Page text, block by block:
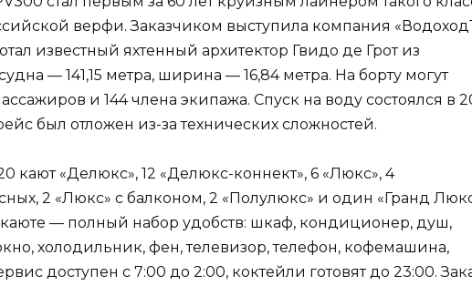
верфи. Заказчиком выступила компания
известный яхтенный архитектор Гвидо де Грот из
— 141,15 метра, ширина — 16,84 метра. На борту могут
и 144 члена экипажа. Спуск на воду состоялся в
был отложен из-за технических сложностей.
кают «Делюкс», 12 «Делюкс-коннект», 6 «Люкс», 4
2 «Люкс» с балконом, 2 «Полулюкс» и один «Гранд
— полный набор удобств: шкаф, кондиционер, душ,
холодильник, фен, телевизор, телефон, кофемашина,
доступен с 7:00 до 2:00, коктейли готовят до 23:00.